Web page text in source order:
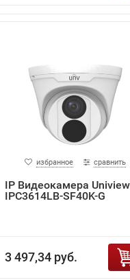
избранное сравнить
IP Видеокамера Uniview
IPC3614LB-SF40K-G
3 497,34 руб.